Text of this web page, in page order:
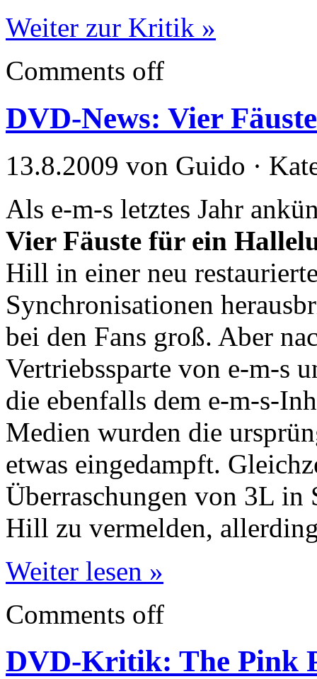
Weiter zur Kritik »
Comments off
DVD-News: Vier
13.8.2009 von Guido ·
Als e-m-s letztes Jahr
Vier Fäuste für ein
Hill in einer neu
Synchronisationen
bei den Fans groß. Aber
Vertriebssparte von e-m-s
die ebenfalls dem e-m-s-
Medien wurden die
etwas eingedampft.
Überraschungen von 3L in
Hill zu vermelden,
Weiter lesen »
Comments off
DVD-Kritik: The Pink